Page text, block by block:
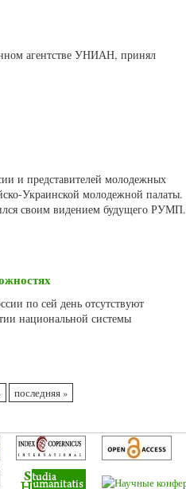
агентстве УНИАН, принял
и представителей молодежных
Украинской молодежной палаты.
своим видением будущего РУМП.
по сей день отсутствуют
национальной системы
последняя »